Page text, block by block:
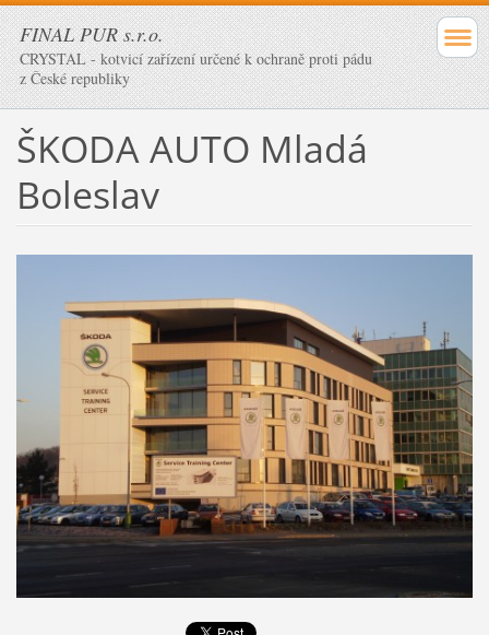
FINAL PUR s.r.o.
CRYSTAL - kotvicí zařízení určené k ochraně proti pádu
z České republiky
ŠKODA AUTO Mladá
Boleslav